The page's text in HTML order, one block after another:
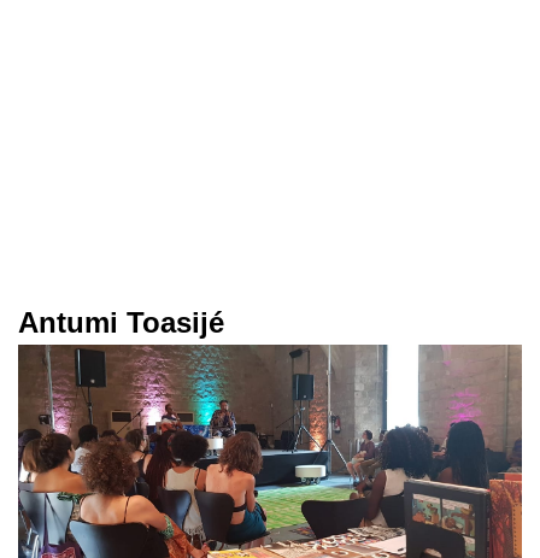
Antumi Toasijé